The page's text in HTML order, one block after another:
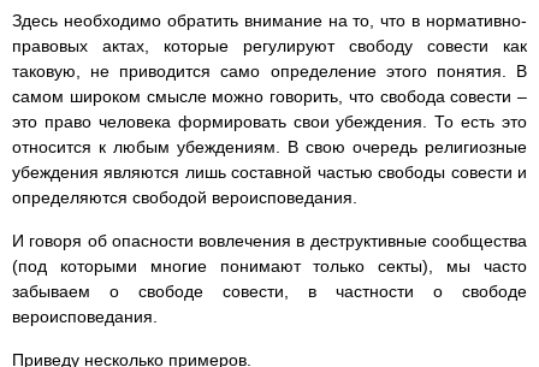
Здесь необходимо обратить внимание на то, что в нормативно-
правовых актах, которые регулируют свободу совести как
таковую, не приводится само определение этого понятия. В
самом широком смысле можно говорить, что свобода совести –
это право человека формировать свои убеждения. То есть это
относится к любым убеждениям. В свою очередь религиозные
убеждения являются лишь составной частью свободы совести и
определяются свободой вероисповедания.
И говоря об опасности вовлечения в деструктивные сообщества
(под которыми многие понимают только секты), мы часто
забываем о свободе совести, в частности о свободе
вероисповедания.
Приведу несколько примеров.